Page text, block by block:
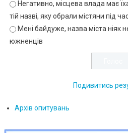
Негативно, місцева влада має
тій назві, яку обрали містяни під
Мені байдуже, назва міста ніяк
южненців
Подивитись
Архів опитувань